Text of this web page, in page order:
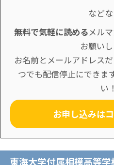
などな
無料で気軽に読めるメル
お願い
お名前とメールアドレス
つでも配信停止にできま
い！
お申し込みは
東海大学付属相模高等